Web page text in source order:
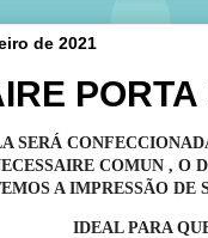
de 2021
SERÁ
COMUN , O
A IMPRESSÃO
IDEAL PARA